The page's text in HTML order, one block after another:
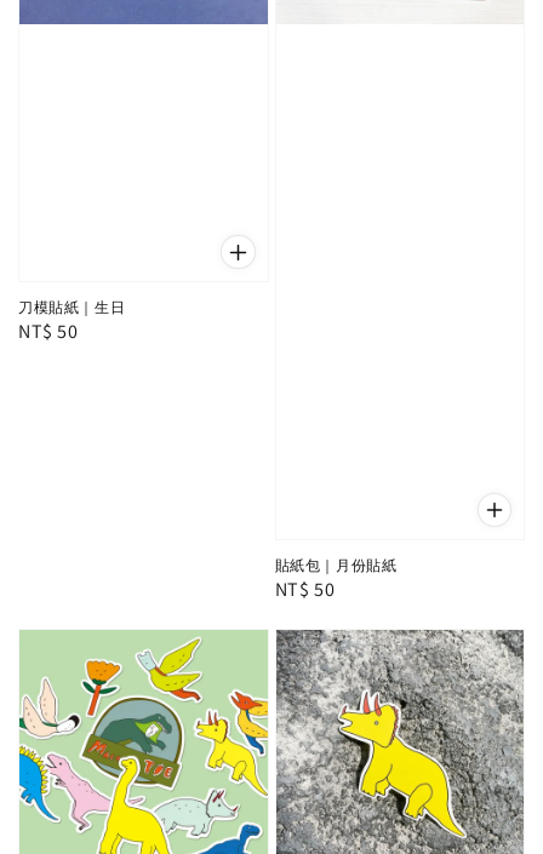
刀模貼紙｜生日
Regular
NT$ 50
貼紙包｜月份貼紙
Regular
NT$ 50